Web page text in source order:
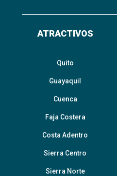
ATRACTIVOS
Quito
Guayaquil
Cuenca
Faja Costera
Costa Adentro
Sierra Centro
Sierra Norte